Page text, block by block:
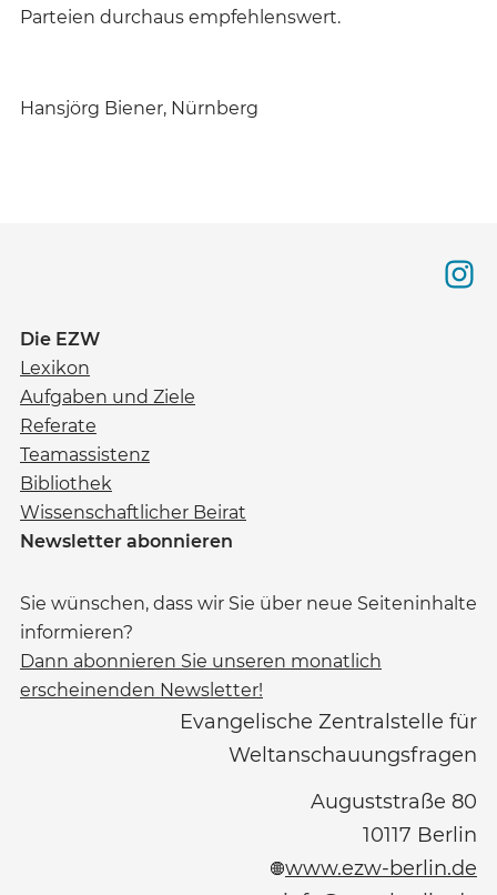
Parteien durchaus empfehlenswert.
Hansjörg Biener, Nürnberg
Die EZW
Lexikon
Aufgaben und Ziele
Referate
Teamassistenz
Bibliothek
Wissenschaftlicher Beirat
Newsletter abonnieren
Sie wünschen, dass wir Sie über neue Seiteninhalte
informieren?
Dann abonnieren Sie unseren monatlich
erscheinenden Newsletter!
Evangelische Zentralstelle für
Weltanschauungsfragen
Auguststraße 80
10117 Berlin
www.ezw-berlin.de